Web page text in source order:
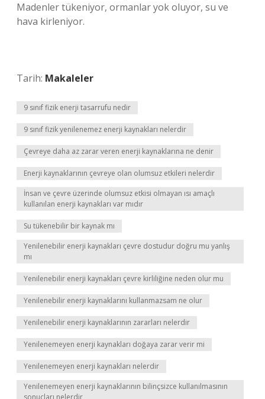
Madenler tükeniyor, ormanlar yok oluyor, su ve
hava kirleniyor.
Tarih: Makaleler
9 sınıf fizik enerji tasarrufu nedir
9 sınıf fizik yenilenemez enerji kaynakları nelerdir
Çevreye daha az zarar veren enerji kaynaklarına ne denir
Enerji kaynaklarının çevreye olan olumsuz etkileri nelerdir
İnsan ve çevre üzerinde olumsuz etkisi olmayan ısı amaçlı
kullanılan enerji kaynakları var mıdır
Su tükenebilir bir kaynak mı
Yenilenebilir enerji kaynakları çevre dostudur doğru mu yanlış
mı
Yenilenebilir enerji kaynakları çevre kirliliğine neden olur mu
Yenilenebilir enerji kaynaklarını kullanmazsam ne olur
Yenilenebilir enerji kaynaklarının zararları nelerdir
Yenilenemeyen enerji kaynakları doğaya zarar verir mi
Yenilenemeyen enerji kaynakları nelerdir
Yenilenemeyen enerji kaynaklarının bilinçsizce kullanılmasının
sonuçları nelerdir